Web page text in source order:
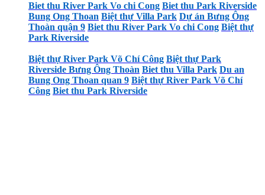
Biet thu River Park Vo chi Cong Biet thu Park Riverside
Bung Ong Thoan Biệt thự Villa Park Dự án Bưng Ông
Thoàn quận 9 Biet thu River Park Vo chi Cong Biệt thự
Park Riverside
Biệt thự River Park Võ Chí Công Biệt thự Park
Riverside Bưng Ông Thoàn Biet thu Villa Park Du an
Bung Ong Thoan quan 9 Biệt thự River Park Võ Chí
Công Biet thu Park Riverside